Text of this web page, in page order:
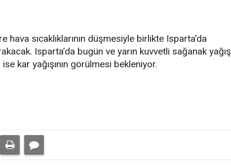
sıcaklıklarının düşmesiyle birlikte Isparta’da
Isparta’da bugün ve yarın kuvvetli sağanak yağış
kar yağışının görülmesi bekleniyor.